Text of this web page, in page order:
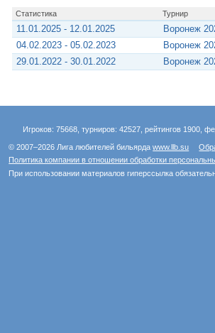
Статистика Турнир
11.01.2025 - 12.01.2025
Воронеж
04.02.2023 - 05.02.2023
Воронеж
29.01.2022 - 30.01.2022
Воронеж
Игроков: 75668, турниров: 42527, рейтингов 1900,
© 2007–2026 Лига любителей бильярдаwww.llb.su
Политика компании в отношении обработки
При использовании материалов гиперссылка